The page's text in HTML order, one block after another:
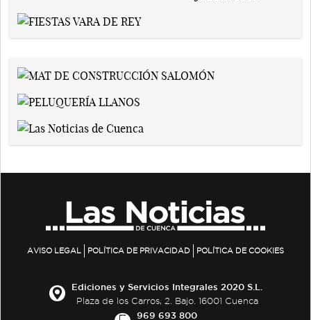
AVISO LEGAL POLÍTICA DE PRIVACIDAD POLÍTICA DE COOKIES
Ediciones y Servicios Integrales 2020 S.L.
Plaza de los Carros, 2. Bajo. 16001 Cuenca
969 693 800